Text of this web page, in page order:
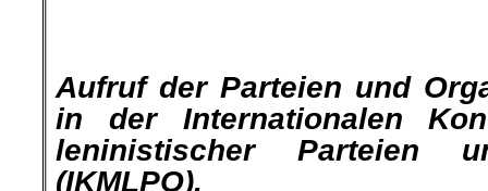
heute in mehreren
Demonstrationen unter dem
– gegen die türkische
Berlin, Stuttgart und